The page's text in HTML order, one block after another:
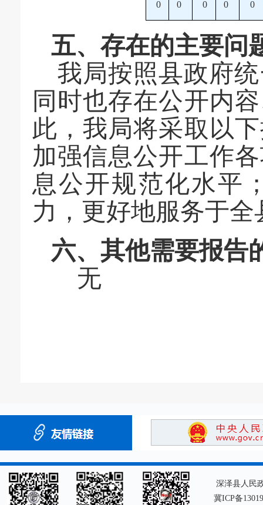
0 0 0 0 0
五、 存在的主要问
我局按照县政府
同时也存在公开内
此，我局将采取以
加强信息公开工作
息公开规范化水平
力，更好地服务于全
六、其他需要报告
无